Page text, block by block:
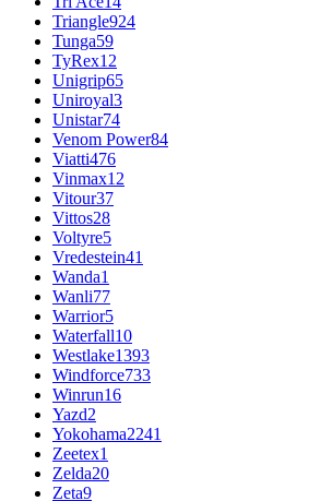
Triangle924
Tunga59
TyRex12
Unigrip65
Uniroyal3
Unistar74
Venom Power84
Viatti476
Vinmax12
Vitour37
Vittos28
Voltyre5
Vredestein41
Wanda1
Wanli77
Warrior5
Waterfall10
Westlake1393
Windforce733
Winrun16
Yazd2
Yokohama2241
Zeetex1
Zelda20
Zeta9